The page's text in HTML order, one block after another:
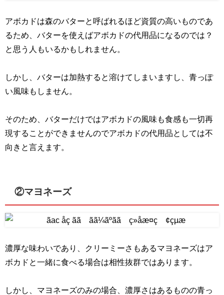
アボカドは森のバターと呼ばれるほど資質の高いものであ
るため、バターを使えばアボカドの代用品になるのでは？
と思う人もいるかもしれません。
しかし、バターは加熱すると溶けてしまいますし、青っぽ
い風味もしません。
そのため、バターだけではアボカドの風味も食感も一切再
現することができませんのでアボカドの代用品としては不
向きと言えます。
②マヨネーズ
濃厚な味わいであり、クリーミーさもあるマヨネーズはア
ボカドと一緒に食べる場合は相性抜群ではあります。
しかし、マヨネーズのみの場合、濃厚さはあるものの青っ